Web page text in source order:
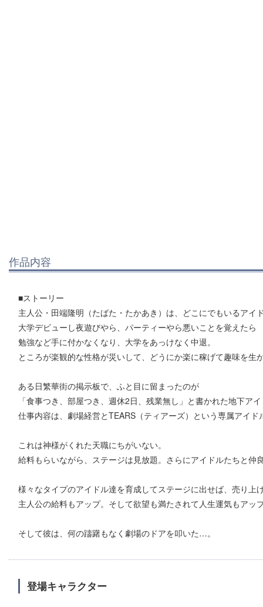
作品内容
■ストーリー
主人公・田端隆明（たばた・たかあき）は、どこにでもいるアイ
大学デビューし夜遊びやら、パーティーやら悪いことを覚えたら
勉強など手に付かなくなり、大学をあっけなく中退。
ところが楽観的な性格が災いして、どうにか楽に稼げて趣味を生
ある日繁華街の掲示板で、ふと目に留まったのが
「食事つき、部屋つき、週休2日、残業無し」と書かれた地下ア
仕事内容は、劇場経営とTEARS（ティアーズ）という専属アイ
これは神様がくれた天職にちがいない。
給料もらいながら、ステージは見放題。さらにアイドルたちと仲
様々なタイプのアイドル達を育成してステージに出せば、売り上
主人公の給料もアップ。そして欲望も満たされて人生運気もアッ
そして彼は、何の躊躇もなく劇場のドアを叩いた…。
登場キャラクター